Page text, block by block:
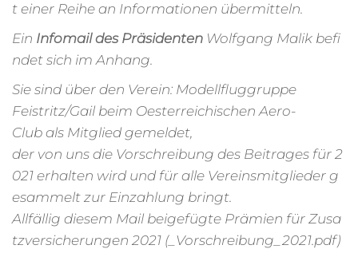
t einer Reihe an Informationen übermitteln.
Ein Infomail des Präsidenten Wolfgang Malik befi
ndet sich im Anhang.
Sie sind über den Verein: Modellfluggruppe
Feistritz/Gail beim Oesterreichischen Aero-
Club als Mitglied gemeldet,
der von uns die Vorschreibung des Beitrages für 2
021 erhalten wird und für alle Vereinsmitglieder g
esammelt zur Einzahlung bringt.
Allfällig diesem Mail beigefügte Prämien für Zusa
tzversicherungen 2021 (_Vorschreibung_2021.pdf)